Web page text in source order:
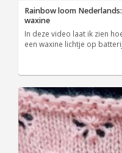
Rainbow loom
waxine
In deze video laat ik zien
een waxine lichtje op